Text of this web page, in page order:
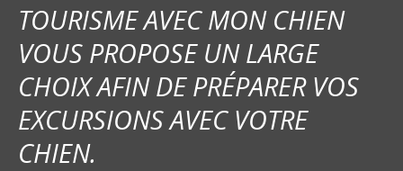
TOURISME AVEC MON CHIEN
VOUS PROPOSE UN LARGE
CHOIX AFIN DE PRÉPARER VOS
EXCURSIONS AVEC VOTRE
CHIEN.